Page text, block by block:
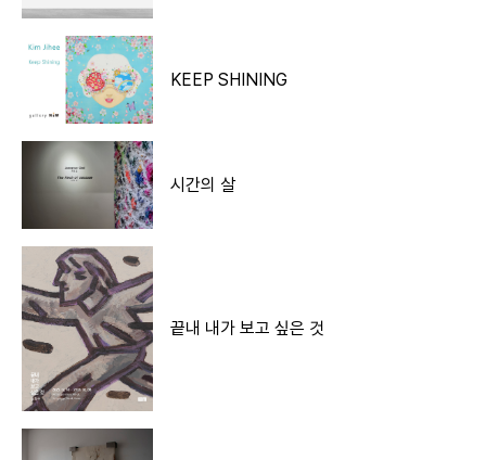
KEEP SHINING
시간의 살
끝내 내가 보고 싶은 것